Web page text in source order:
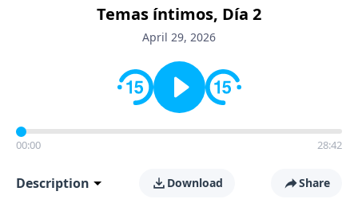
Temas íntimos, Día 2
April 29, 2026
00:00 28:42
Description Download Share